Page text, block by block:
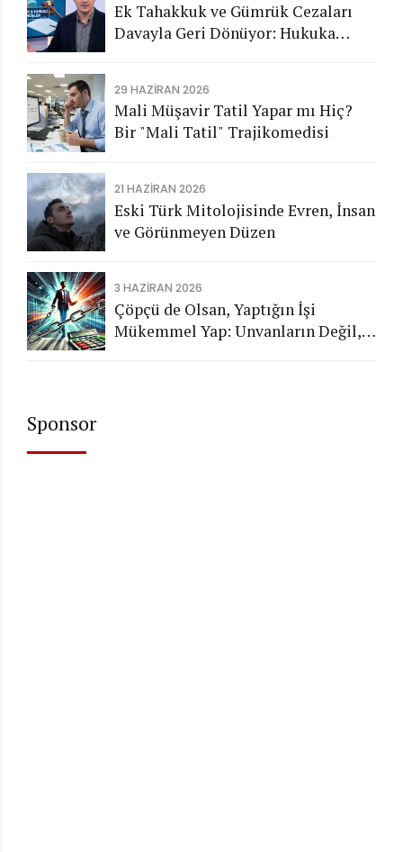
Ek Tahakkuk ve Gümrük Cezaları
Davayla Geri Dönüyor: Hukuka
29 HAZIRAN 2026
Mali Müşavir Tatil Yapar mı Hiç?
Bir "Mali Tatil" Trajikomedisi
21 HAZIRAN 2026
Eski Türk Mitolojisinde Evren, İnsan
ve Görünmeyen Düzen
3 HAZIRAN 2026
Çöpçü de Olsan, Yaptığın İşi
Mükemmel Yap: Unvanların Değil,
Sponsor